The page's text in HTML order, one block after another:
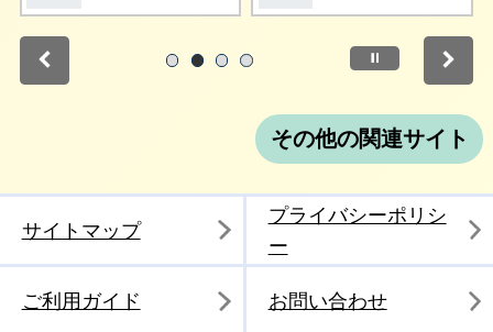
停止
その他の関連サイト
サイトマップ
プライバシーポリシ
ー
ご利用ガイド お問い合わせ